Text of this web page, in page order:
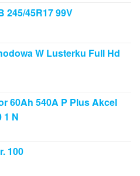
245/45R17 99V
W Lusterku Full Hd
60Ah 540A P Plus Akcel
1 N
100